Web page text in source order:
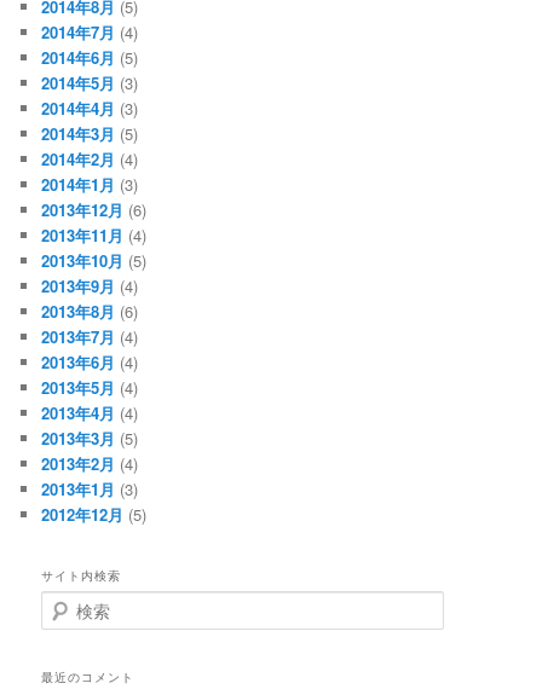
2014年8月 (5)
2014年7月 (4)
2014年6月 (5)
2014年5月 (3)
2014年4月 (3)
2014年3月 (5)
2014年2月 (4)
2014年1月 (3)
2013年12月 (6)
2013年11月 (4)
2013年10月 (5)
2013年9月 (4)
2013年8月 (6)
2013年7月 (4)
2013年6月 (4)
2013年5月 (4)
2013年4月 (4)
2013年3月 (5)
2013年2月 (4)
2013年1月 (3)
2012年12月 (5)
サイト内検索
検
索
最近のコメント